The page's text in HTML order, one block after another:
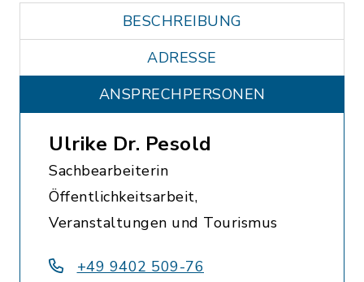
BESCHREIBUNG
ADRESSE
ANSPRECHPERSONEN
Ulrike Dr. Pesold
Sachbearbeiterin
Öffentlichkeitsarbeit,
Veranstaltungen und Tourismus
+49 9402 509-76